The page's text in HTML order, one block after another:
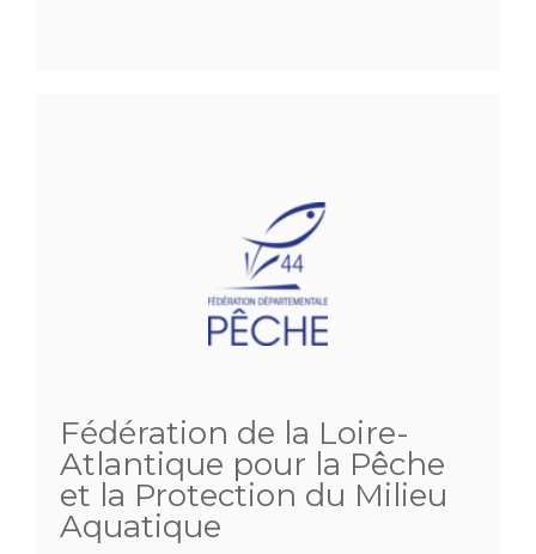
Fédération de la Loire-
Atlantique pour la Pêche
et la Protection du Milieu
Aquatique